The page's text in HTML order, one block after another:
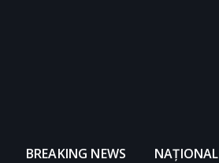
BREAKING NEWS NAŢIONAL